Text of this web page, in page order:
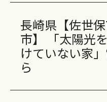
長崎県【佐世
市】 「太陽光
けていない家
ら